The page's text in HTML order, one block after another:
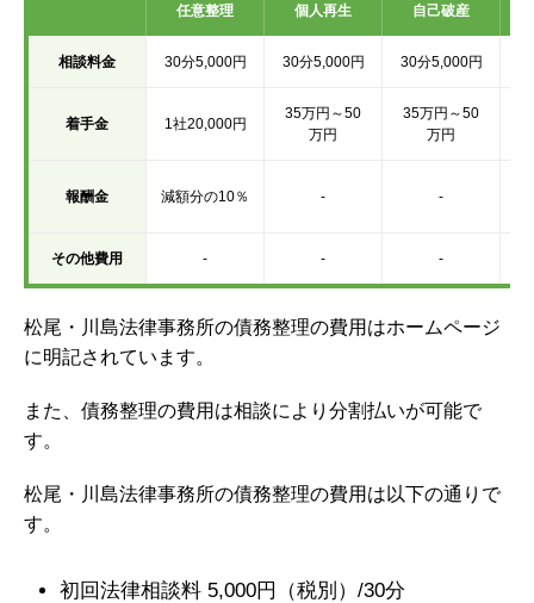
任意整理 個人再生 自己破産
相談料金 30分5,000円 30分5,000円 30分5,000円
着手金 1社20,000円
35万円～50
万円
35万円～50
万円
報酬金 減額分の10％ - -
その他費用 - - -
松尾・川島法律事務所の債務整理の費用はホームページ
に明記されています。
また、債務整理の費用は相談により分割払いが可能で
す。
松尾・川島法律事務所の債務整理の費用は以下の通りで
す。
初回法律相談料 5,000円（税別）/30分